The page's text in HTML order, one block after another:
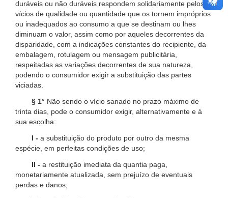
duráveis ou não duráveis respondem solidariamente pelos
vícios de qualidade ou quantidade que os tornem impróprios
ou inadequados ao consumo a que se destinam ou lhes
diminuam o valor, assim como por aqueles decorrentes da
disparidade, com a indicações constantes do recipiente, da
embalagem, rotulagem ou mensagem publicitária,
respeitadas as variações decorrentes de sua natureza,
podendo o consumidor exigir a substituição das partes
viciadas.
§ 1° Não sendo o vício sanado no prazo máximo de
trinta dias, pode o consumidor exigir, alternativamente e à
sua escolha:
I - a substituição do produto por outro da mesma
espécie, em perfeitas condições de uso;
II - a restituição imediata da quantia paga,
monetariamente atualizada, sem prejuízo de eventuais
perdas e danos;